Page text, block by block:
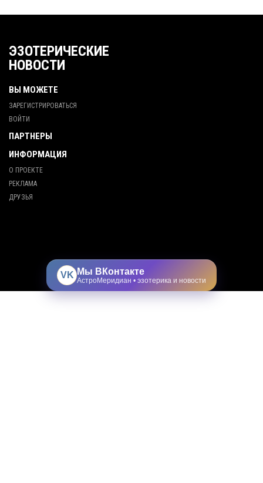
ЭЗОТЕРИЧЕСКИЕ
НОВОСТИ
ВЫ МОЖЕТЕ
ЗАРЕГИСТРИРОВАТЬСЯ
ВОЙТИ
ПАРТНЕРЫ
ИНФОРМАЦИЯ
О ПРОЕКТЕ
РЕКЛАМА
ДРУЗЬЯ
VK Мы ВКонтакте
АстроМеридиан • эзотерика и новости